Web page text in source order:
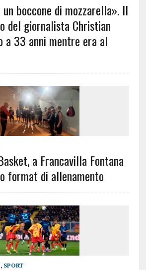
boccone di mozzarella». Il
del giornalista Christian
a 33 anni mentre era al
a Francavilla Fontana
format di allenamento
, SPORT